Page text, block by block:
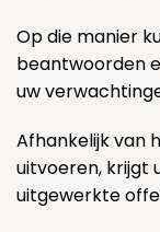
Op die manier
beantwoorden
uw
Afhankelijk van
uitvoeren, krijgt
uitgewerkte